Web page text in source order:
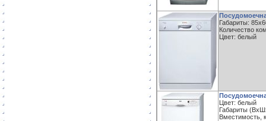
Габариты:
Количество
Цвет: белый
Цвет: белый
Габариты
Вместимость,